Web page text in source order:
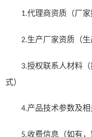
1.代理商资质（厂家
2.生产厂家资质（生
3.授权联系人材料
式）
4.产品技术参数及
5.收费信息（如有